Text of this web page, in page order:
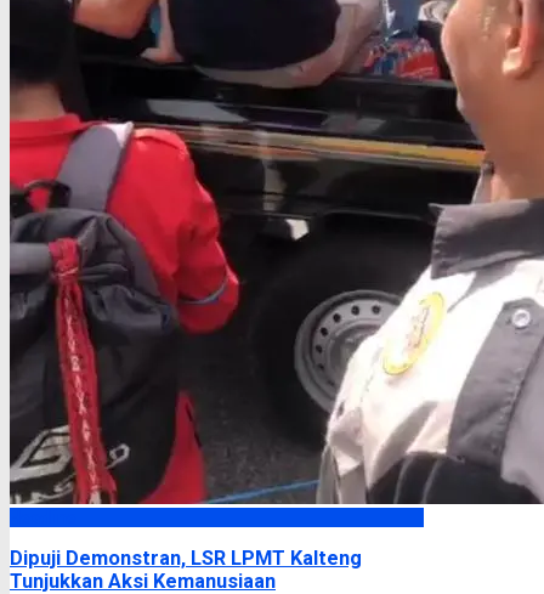
Dipuji Demonstran, LSR LPMT Kalteng
Tunjukkan Aksi Kemanusiaan